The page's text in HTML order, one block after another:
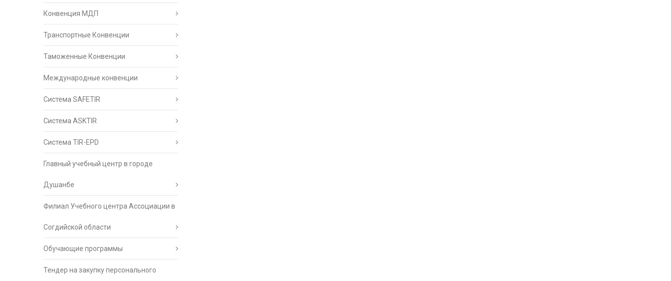
Конвенция МДП
Транспортные Конвенции
Таможенные Конвенции
Международные конвенции
Система SAFETIR
Система ASKTIR
Система TIR-EPD
Главный учебный центр в городе
Душанбе
Филиал Учебного центра Ассоциации в
Согдийской области
Обучающие программы
Тендер на закупку персонального